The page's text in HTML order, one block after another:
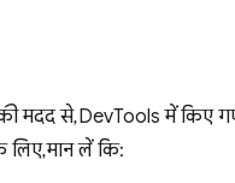
मदद से, DevTools में किए
मान लें कि: